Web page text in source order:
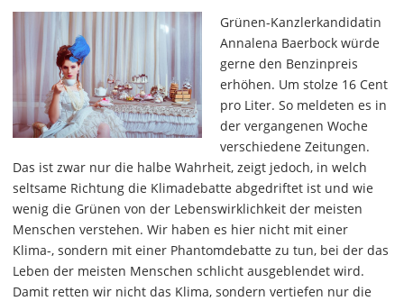
Grünen-Kanzlerkandidatin
Annalena Baerbock würde
gerne den Benzinpreis
erhöhen. Um stolze 16 Cent
pro Liter. So meldeten es in
der vergangenen Woche
verschiedene Zeitungen.
Das ist zwar nur die halbe Wahrheit, zeigt jedoch, in welch
seltsame Richtung die Klimadebatte abgedriftet ist und wie
wenig die Grünen von der Lebenswirklichkeit der meisten
Menschen verstehen. Wir haben es hier nicht mit einer
Klima-, sondern mit einer Phantomdebatte zu tun, bei der das
Leben der meisten Menschen schlicht ausgeblendet wird.
Damit retten wir nicht das Klima, sondern vertiefen nur die